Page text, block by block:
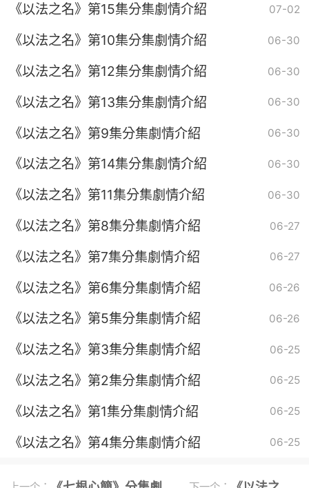
《以法之名》第15集分集劇情介紹 07-02
《以法之名》第10集分集劇情介紹 06-30
《以法之名》第12集分集劇情介紹 06-30
《以法之名》第13集分集劇情介紹 06-30
《以法之名》第9集分集劇情介紹 06-30
《以法之名》第14集分集劇情介紹 06-30
《以法之名》第11集分集劇情介紹 06-30
《以法之名》第8集分集劇情介紹 06-27
《以法之名》第7集分集劇情介紹 06-27
《以法之名》第6集分集劇情介紹 06-26
《以法之名》第5集分集劇情介紹 06-26
《以法之名》第3集分集劇情介紹 06-25
《以法之名》第2集分集劇情介紹 06-25
《以法之名》第1集分集劇情介紹 06-25
《以法之名》第4集分集劇情介紹 06-25